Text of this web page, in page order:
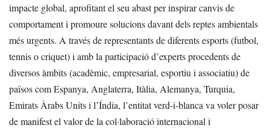
impacte global, aprofitant el seu abast per inspirar canvis de
comportament i promoure solucions davant dels reptes ambientals
més urgents. A través de representants de diferents esports (futbol,
tennis o criquet) i amb la participació d’experts procedents de
diversos àmbits (acadèmic, empresarial, esportiu i associatiu) de
països com Espanya, Anglaterra, Itàlia, Alemanya, Turquia,
Emirats Àrabs Units i l’Índia, l’entitat verd-i-blanca va voler posar
de manifest el valor de la col·laboració internacional i